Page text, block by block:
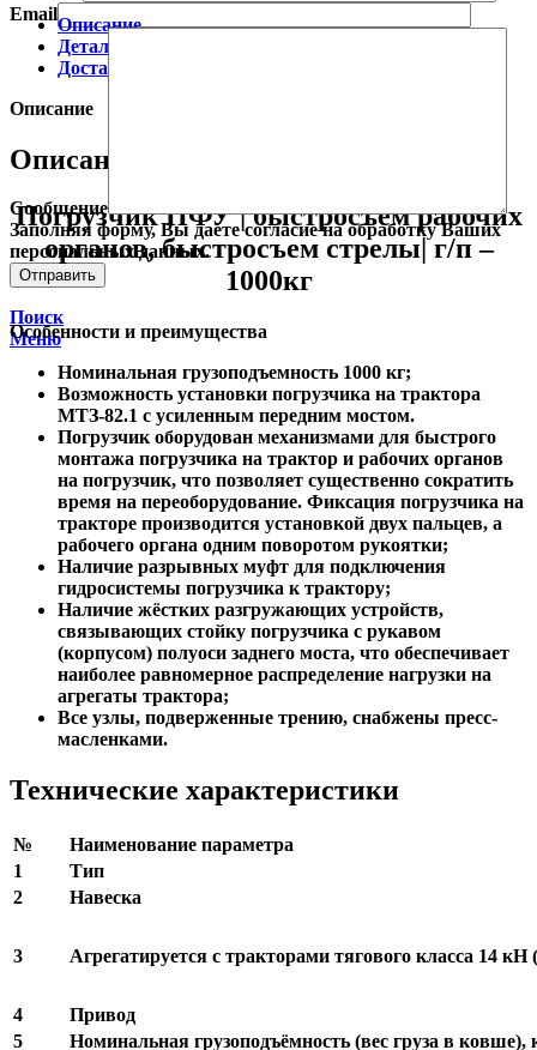
Email
Сообщение
Заполняя форму, Вы даете согласие на обработку Ваших
персональных данных.
Поиск
Меню
Описание
Детали
Доставка и оплата
Описание
Описание
Погрузчик ПФУ | быстросъем рабочих
органов, быстросъем стрелы| г/п –
1000кг
Особенности и преимущества
Номинальная грузоподъемность 1000 кг;
Возможность установки погрузчика на трактора
МТЗ-82.1 с усиленным передним мостом.
Погрузчик оборудован механизмами для быстрого
монтажа погрузчика на трактор и рабочих органов
на погрузчик, что позволяет существенно сократить
время на переоборудование. Фиксация погрузчика на
тракторе производится установкой двух пальцев, а
рабочего органа одним поворотом рукоятки;
Наличие разрывных муфт для подключения
гидросистемы погрузчика к трактору;
Наличие жёстких разгружающих устройств,
связывающих стойку погрузчика с рукавом
(корпусом) полуоси заднего моста, что обеспечивает
наиболее равномерное распределение нагрузки на
агрегаты трактора;
Все узлы, подверженные трению, снабжены пресс-
масленками.
Технические характеристики
№
Наименование параметра
1
Тип
2
Навеска
3 Агрегатируется с тракторами тягового класса 14 кН
4
Привод
5
Номинальная грузоподъёмность (вес груза в ковше),